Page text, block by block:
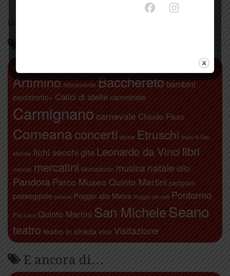
Mostra tutte le locandine
Abbazia di San Giusto
Artimino Attivamente Baccheretobambini
biodistretto+ Calici di stelle camminate
Carmignano carnevale Chiodo Fisso
Comeanaconcerti donne Etruschi festa di San
Michele fichi secchi gite Leonardo da Vinci libri
mercati mercatini Montalbiolo musica natale olio
Pandora Parco Museo Quinto Martini partigiani
passeggiate poesia Poggio alla Malva Poggio dei colli Pontormo
Pro Loco Quinto Martini San MicheleSeano
teatro teatro in strada vino Visitazione
E ancora di…